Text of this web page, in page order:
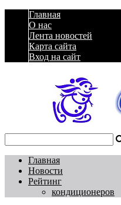
Главная
О нас
Лента новостей
Карта сайта
Вход на сайт
Главная
Новости
Рейтинг
кондиционеров